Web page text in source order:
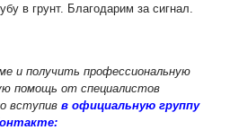
в грунт. Благодарим за сигнал.
и получить профессиональную
помощь от специалистов
вступив в официальную группу